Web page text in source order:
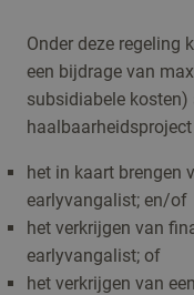
Onder deze regeling
een bijdrage van
subsidiabele kosten)
het in kaart brengen
earlyvangalist; en/of
het verkrijgen van
earlyvangalist; of
het verkrijgen van